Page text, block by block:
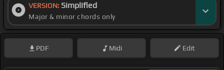
VERSION: Simplified
Major & minor chords only
PDF Midi Edit